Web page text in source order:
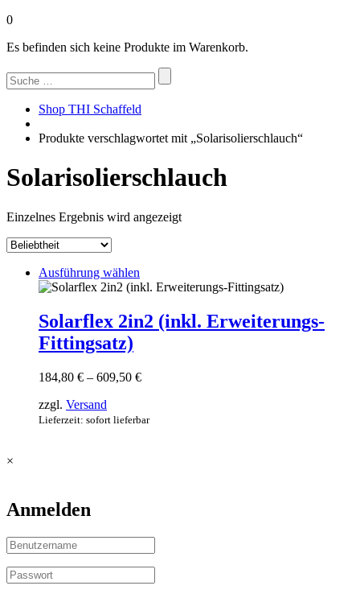
0
Es befinden sich keine Produkte im Warenkorb.
Suchen
nach:
Shop THI Schaffeld
Produkte verschlagwortet mit „Solarisolierschlauch“
Solarisolierschlauch
Einzelnes Ergebnis wird angezeigt
Ausführung wählen
Produkt
mehrere
Varianten
Optionen
der
Solarflex 2in2 (inkl. Erweiterungs-
Fittingsatz)
184,80 € – 609,50 €Preisspanne:
609,50 €
zzgl. Versand
Lieferzeit: sofort lieferbar
×
Anmelden